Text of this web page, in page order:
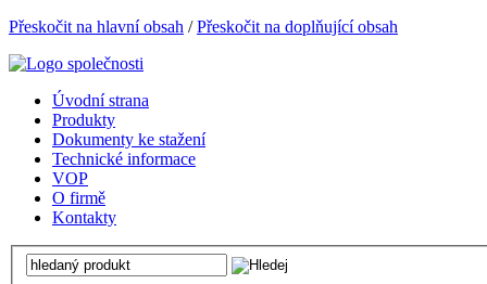
Přeskočit na hlavní obsah /Přeskočit na doplňující obsah
Úvodní strana
Produkty
Dokumenty ke stažení
Technické informace
VOP
O firmě
Kontakty